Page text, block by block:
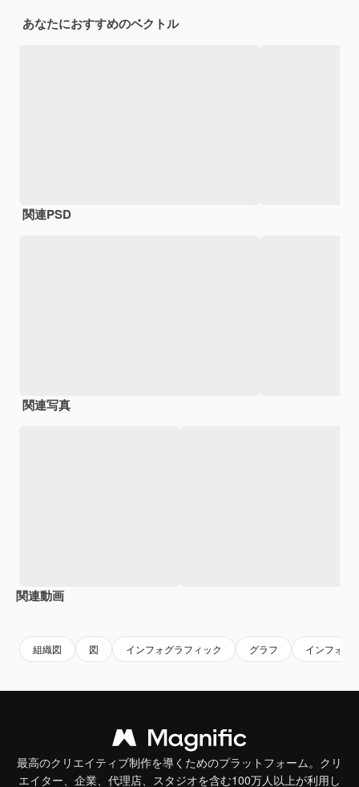
あなたにおすすめのベクトル
関連PSD
関連写真
関連動画
組織図 図 インフォグラフィック グラフ インフォグ
最高のクリエイティブ制作を導くためのプラットフォーム。クリ
エイター、企業、代理店、スタジオを含む100万人以上が利用し